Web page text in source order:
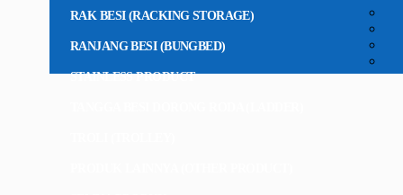
RAK BESI (RACKING STORAGE)
RANJANG BESI (BUNGBED)
STAINLESS PRODUCT